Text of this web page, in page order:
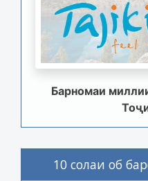
Барномаи
10 солаи об